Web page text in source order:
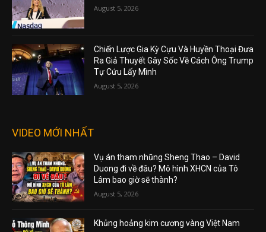
August 5, 2026
Chiến Lược Gia Kỳ Cựu Và Huyền Thoại Đưa
Ra Giả Thuyết Gây Sốc Về Cách Ông Trump
Tự Cứu Lấy Mình
August 5, 2026
VIDEO MỚI NHẤT
Vụ án tham nhũng Sheng Thao – David
Duong đi về đâu? Mô hình XHCN của Tô
Lâm bao giờ sẽ thành?
August 5, 2026
Khủng hoảng kim cương vàng Việt Nam